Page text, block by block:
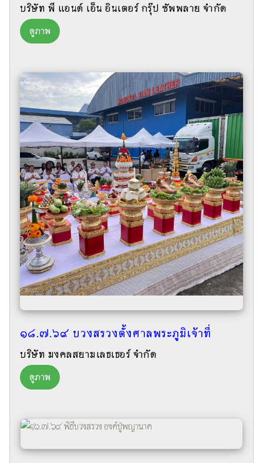
บริษัท พี แอนด์ เอ็น อินเตอร์ กรุ๊ป ซัพพลาย จำกัด
ดูภาพ
๑๘.๗.๖๙ บวงสรวงตั้งศาลพระภูมิเจ้าที่
บริษัท มงคลสยามเลธเธอร์ จำกัด
ดูภาพ